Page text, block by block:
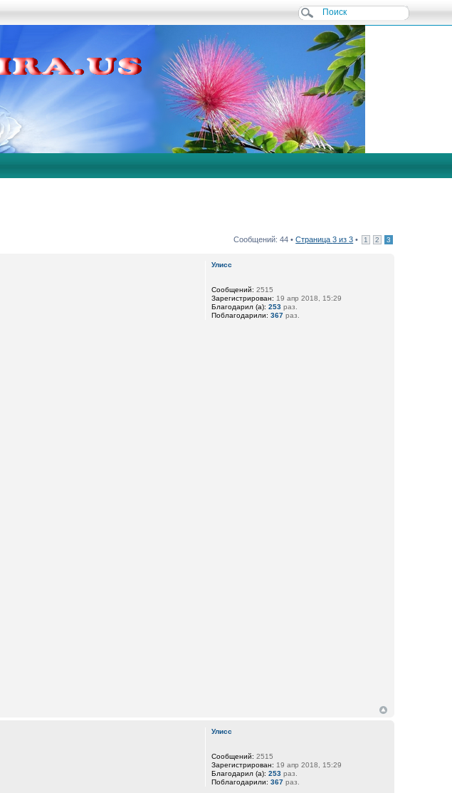
Сообщений: 44 •Страница3 из3 • 1 2 3
Улисс
Сообщений: 2515
Зарегистрирован: 19 апр 2018, 15:29
Благодарил (а): 253раз.
Поблагодарили: 367раз.
Улисс
Сообщений: 2515
Зарегистрирован: 19 апр 2018, 15:29
Благодарил (а): 253раз.
Поблагодарили: 367раз.